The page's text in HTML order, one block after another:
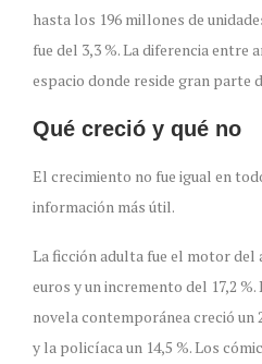
hasta los 196 millones de
fue del 3,3 %. La diferencia entre
espacio donde reside gran parte
Qué creció y qué no
El crecimiento no fue igual en
información más útil.
La ficción adulta fue el motor del
euros y un incremento del 17,2
novela contemporánea creció un
y la policíaca un 14,5 %. Los